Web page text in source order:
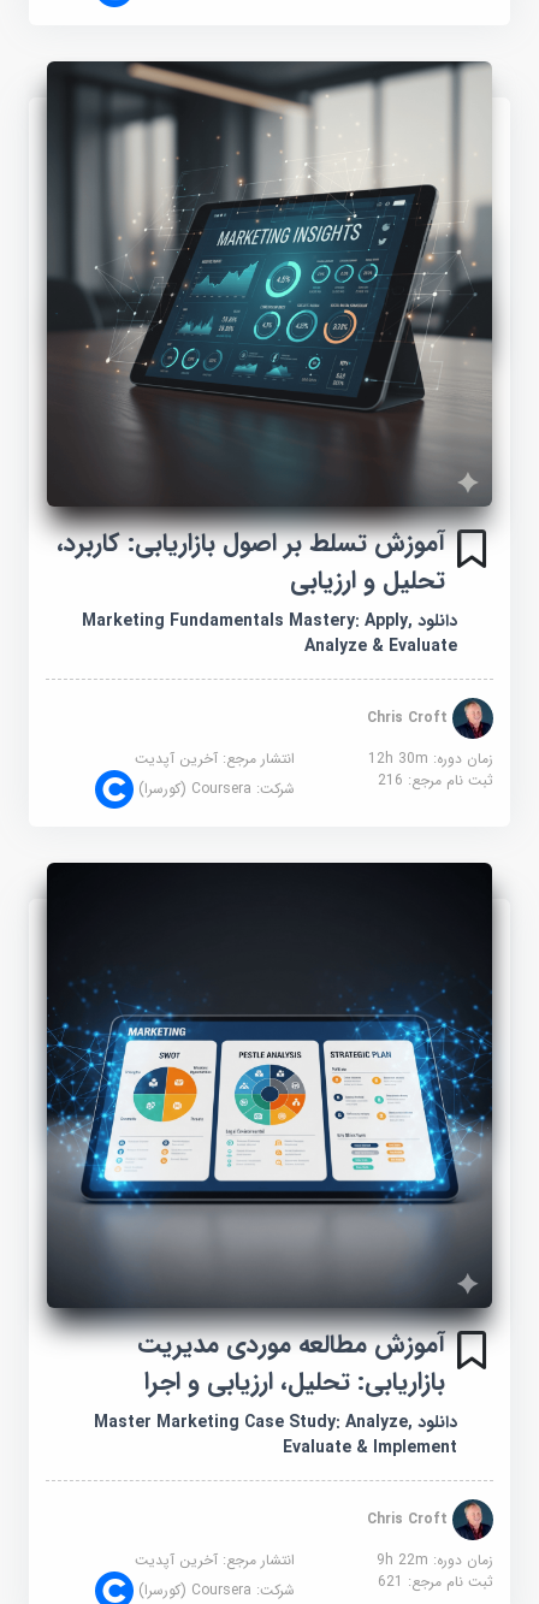
آموزش تسلط بر اصول بازاریابی: کاربرد،
تحلیل و ارزیابی
دانلود Marketing Fundamentals Mastery: Apply,
Analyze & Evaluate
Chris Croft
زمان دوره: 12h 30m
انتشار مرجع:آخرین آپدیت
ثبت نام مرجع:216 شرکت:Coursera (کورسرا)
آموزش مطالعه موردی مدیریت
بازاریابی: تحلیل، ارزیابی و اجرا
دانلود Master Marketing Case Study: Analyze,
Evaluate & Implement
Chris Croft
زمان دوره: 9h 22m
انتشار مرجع:آخرین آپدیت
ثبت نام مرجع:621 شرکت:Coursera (کورسرا)